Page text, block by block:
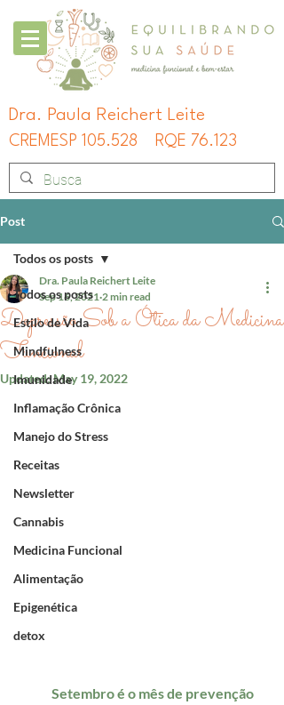
Dra. Paula Reichert Leite
CREMESP 105.528 RQE 76.123
Post
Todos os posts
Estilo de Vida
Mindfulness
Imunidade
Inflamação Crônica
Manejo do Stress
Receitas
Newsletter
Cannabis
Medicina Funcional
Alimentação
Epigenética
detox
Todos os posts
Depressão Sob a Ótica da Medicina
Funcional
Dra. Paula Reichert Leite
Sep 16, 2021 2 min read
Updated:May 19, 2022